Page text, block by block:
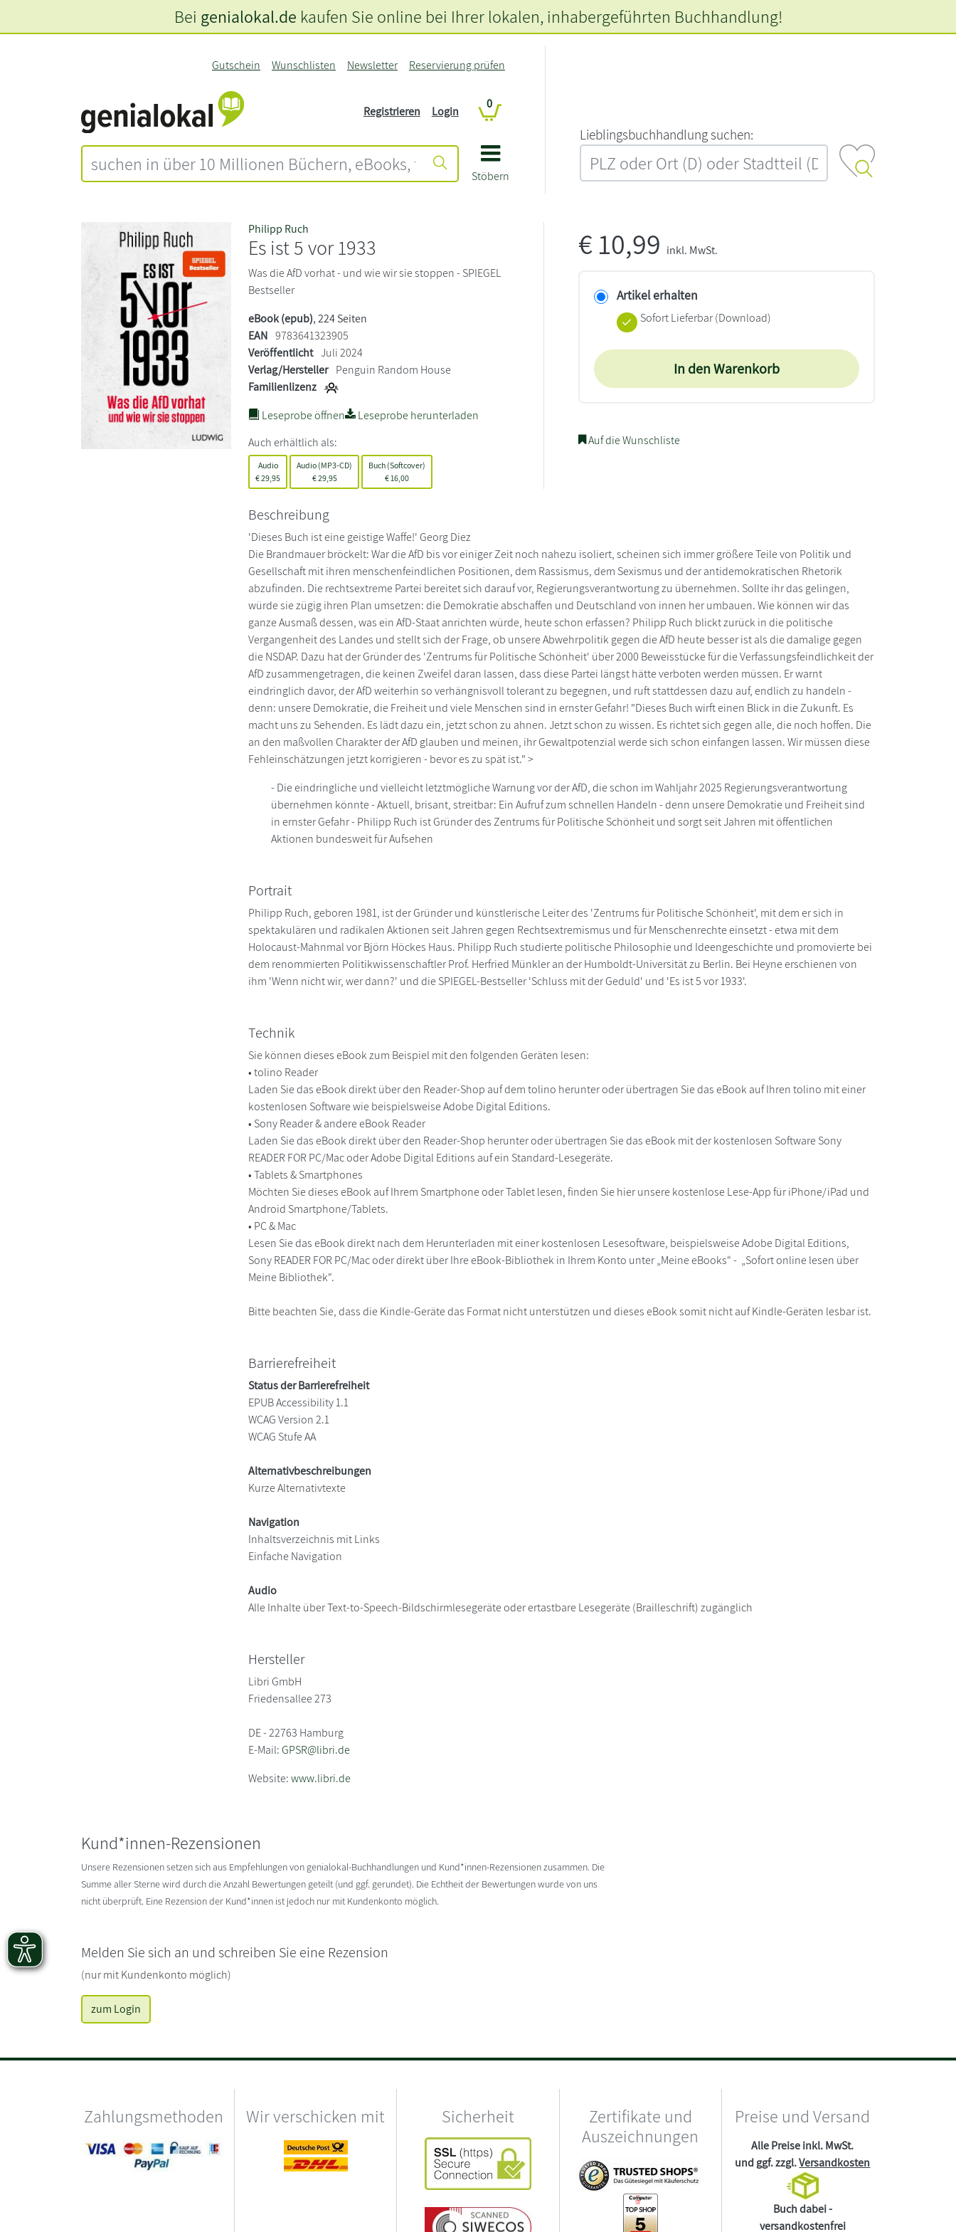
Stöbern
Gutschein Wunschlisten Newsletter Reservierung prüfen
Registrieren Login
0
L‍i‍e‍b‍l‍i‍n‍g‍s‍b‍u‍c‍h‍h‍a‍n‍d‍l‍u‍n‍g‍ ‍s‍u‍c‍h‍e‍n‍:‍
Bei genialokal.de kaufen Sie online bei Ihrer lokalen, inhabergeführten Buchhandlung!
Philipp Ruch
Es ist 5 vor 1933
Was die AfD vorhat - und wie wir sie stoppen - SPIEGEL
Bestseller
eBook (epub), 224 Seiten
EAN 9783641323905
Veröffentlicht Juli 2024
Verlag/Hersteller Penguin Random House
Familienlizenz
Leseprobe öffnen
Leseprobe herunterladen
Auch erhältlich als:
Audio
€29,95
Audio (MP3-CD)
€29,95
Buch (Softcover)
€ 16,00
€10,99 inkl. MwSt.
Artikel erhalten
Sofort Lieferbar (Download)
In den Warenkorb
Auf die Wunschliste
Beschreibung
'Dieses Buch ist eine geistige Waffe!' Georg Diez
Die Brandmauer bröckelt: War die AfD bis vor einiger Zeit noch nahezu isoliert, scheinen sich immer größere Teile von Politik und
Gesellschaft mit ihren menschenfeindlichen Positionen, dem Rassismus, dem Sexismus und der antidemokratischen Rhetorik
abzufinden. Die rechtsextreme Partei bereitet sich darauf vor, Regierungsverantwortung zu übernehmen. Sollte ihr das gelingen,
würde sie zügig ihren Plan umsetzen: die Demokratie abschaffen und Deutschland von innen her umbauen. Wie können wir das
ganze Ausmaß dessen, was ein AfD-Staat anrichten würde, heute schon erfassen? Philipp Ruch blickt zurück in die politische
Vergangenheit des Landes und stellt sich der Frage, ob unsere Abwehrpolitik gegen die AfD heute besser ist als die damalige gegen
die NSDAP. Dazu hat der Gründer des 'Zentrums für Politische Schönheit' über 2000 Beweisstücke für die Verfassungsfeindlichkeit der
AfD zusammengetragen, die keinen Zweifel daran lassen, dass diese Partei längst hätte verboten werden müssen. Er warnt
eindringlich davor, der AfD weiterhin so verhängnisvoll tolerant zu begegnen, und ruft stattdessen dazu auf, endlich zu handeln -
denn: unsere Demokratie, die Freiheit und viele Menschen sind in ernster Gefahr! "Dieses Buch wirft einen Blick in die Zukunft. Es
macht uns zu Sehenden. Es lädt dazu ein, jetzt schon zu ahnen. Jetzt schon zu wissen. Es richtet sich gegen alle, die noch hoffen. Die
an den maßvollen Charakter der AfD glauben und meinen, ihr Gewaltpotenzial werde sich schon einfangen lassen. Wir müssen diese
Fehleinschätzungen jetzt korrigieren - bevor es zu spät ist." >
- Die eindringliche und vielleicht letztmögliche Warnung vor der AfD, die schon im Wahljahr 2025 Regierungsverantwortung
übernehmen könnte - Aktuell, brisant, streitbar: Ein Aufruf zum schnellen Handeln - denn unsere Demokratie und Freiheit sind
in ernster Gefahr - Philipp Ruch ist Gründer des Zentrums für Politische Schönheit und sorgt seit Jahren mit öffentlichen
Aktionen bundesweit für Aufsehen
Portrait
Philipp Ruch, geboren 1981, ist der Gründer und künstlerische Leiter des 'Zentrums für Politische Schönheit', mit dem er sich in
spektakulären und radikalen Aktionen seit Jahren gegen Rechtsextremismus und für Menschenrechte einsetzt - etwa mit dem
Holocaust-Mahnmal vor Björn Höckes Haus. Philipp Ruch studierte politische Philosophie und Ideengeschichte und promovierte bei
dem renommierten Politikwissenschaftler Prof. Herfried Münkler an der Humboldt-Universität zu Berlin. Bei Heyne erschienen von
ihm 'Wenn nicht wir, wer dann?' und die SPIEGEL-Bestseller 'Schluss mit der Geduld' und 'Es ist 5 vor 1933'.
Technik
Sie können dieses eBook zum Beispiel mit den folgenden Geräten lesen:
• tolino Reader
Laden Sie das eBook direkt über den Reader-Shop auf dem tolino herunter oder übertragen Sie das eBook auf Ihren tolino mit einer
kostenlosen Software wie beispielsweise Adobe Digital Editions.
• Sony Reader & andere eBook Reader
Laden Sie das eBook direkt über den Reader-Shop herunter oder übertragen Sie das eBook mit der kostenlosen Software Sony
READER FOR PC/Mac oder Adobe Digital Editions auf ein Standard-Lesegeräte.
• Tablets & Smartphones
Möchten Sie dieses eBook auf Ihrem Smartphone oder Tablet lesen, finden Sie hier unsere kostenlose Lese-App für iPhone/iPad und
Android Smartphone/Tablets.
• PC & Mac
Lesen Sie das eBook direkt nach dem Herunterladen mit einer kostenlosen Lesesoftware, beispielsweise Adobe Digital Editions,
Sony READER FOR PC/Mac oder direkt über Ihre eBook-Bibliothek in Ihrem Konto unter „Meine eBooks“ - „Sofort online lesen über
Meine Bibliothek“.
Bitte beachten Sie, dass die Kindle-Geräte das Format nicht unterstützen und dieses eBook somit nicht auf Kindle-Geräten lesbar ist.
Barrierefreiheit
Status der Barrierefreiheit
EPUB Accessibility 1.1
WCAG Version 2.1
WCAG Stufe AA
Alternativbeschreibungen
Kurze Alternativtexte
Navigation
Inhaltsverzeichnis mit Links
Einfache Navigation
Audio
Alle Inhalte über Text-to-Speech-Bildschirmlesegeräte oder ertastbare Lesegeräte (Brailleschrift) zugänglich
Hersteller
Libri GmbH
Friedensallee 273
DE - 22763 Hamburg
E-Mail:GPSR@libri.de
Website:www.libri.de
Kund*innen-Rezensionen
Unsere Rezensionen setzen sich aus Empfehlungen von genialokal-Buchhandlungen und Kund*innen-Rezensionen zusammen. Die
Summe aller Sterne wird durch die Anzahl Bewertungen geteilt (und ggf. gerundet). Die Echtheit der Bewertungen wurde von uns
nicht überprüft. Eine Rezension der Kund*innen ist jedoch nur mit Kundenkonto möglich.
Melden Sie sich an und schreiben Sie eine Rezension
(nur mit Kundenkonto möglich)
zum Login
Zahlungsmethoden Wir verschicken mit Sicherheit
Zertifikate und
Auszeichnungen
Preise und Versand
Alle Preise inkl. MwSt.
und ggf. zzgl.Versandkosten
Buch dabei -
versandkostenfrei